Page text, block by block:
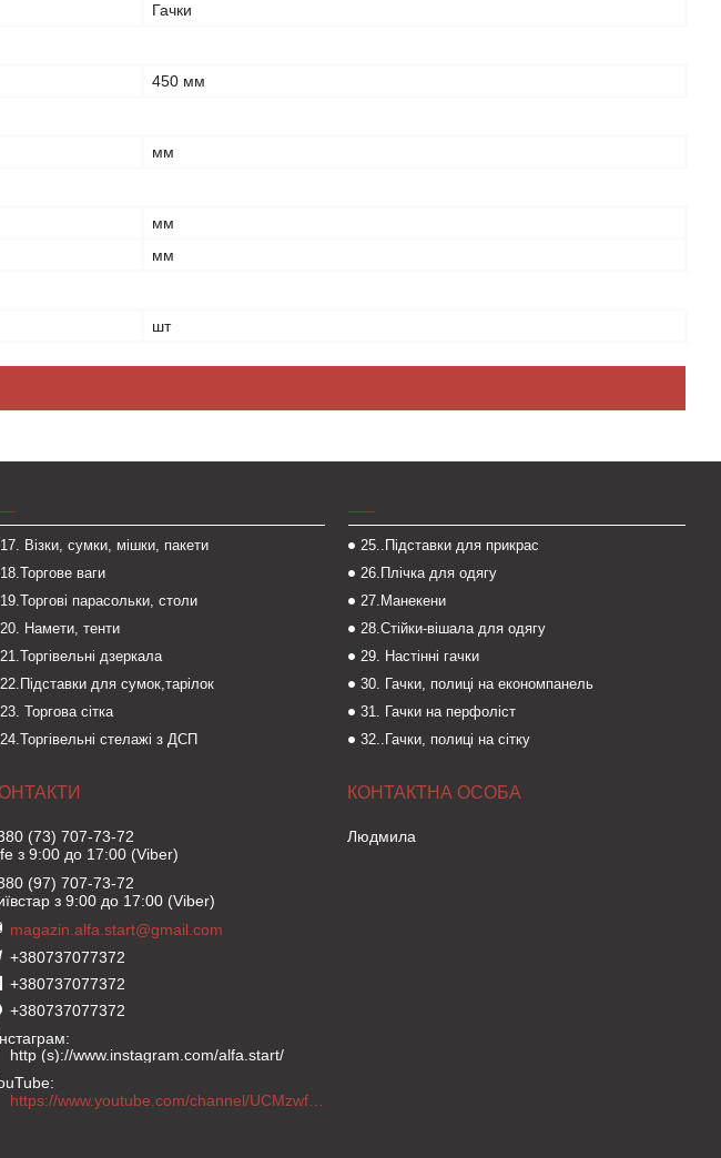
Гачки
450 мм
мм
мм
мм
шт
17. Візки, сумки, мішки, пакети
18.Торгове ваги
19.Торгові парасольки, столи
20. Намети, тенти
21.Торгівельні дзеркала
22.Підставки для сумок,тарілок
23. Торгова сітка
24.Торгівельні стелажі з ДСП
25..Підставки для прикрас
26.Плічка для одягу
27.Манекени
28.Стійки-вішала для одягу
29. Настінні гачки
30. Гачки, полиці на економпанель
31. Гачки на перфоліст
32..Гачки, полиці на сітку
(73) 707-73-72
з 9:00 до 17:00 (Viber)
(97) 707-73-72
з 9:00 до 17:00 (Viber)
magazin.alfa.start@gmail.com
+380737077372
+380737077372
+380737077372
http (s)://www.instagram.com/alfa.start/
Людмила